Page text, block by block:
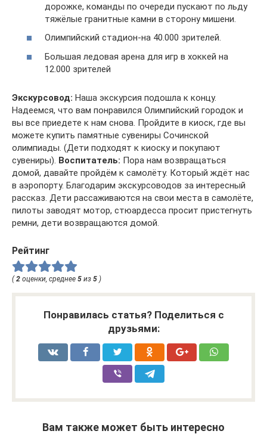
дорожке, команды по очереди пускают по льду
тяжёлые гранитные камни в сторону мишени.
Олимпийский стадион-на 40.000 зрителей.
Большая ледовая арена для игр в хоккей на
12.000 зрителей
Экскурсовод: Наша экскурсия подошла к концу.
Надеемся, что вам понравился Олимпийский городок и
вы все приедете к нам снова. Пройдите в киоск, где вы
можете купить памятные сувениры Сочинской
олимпиады. (Дети подходят к киоску и покупают
сувениры). Воспитатель: Пора нам возвращаться
домой, давайте пройдём к самолёту. Который ждёт нас
в аэропорту. Благодарим экскурсоводов за интересный
рассказ. Дети рассаживаются на свои места в самолёте,
пилоты заводят мотор, стюардесса просит пристегнуть
ремни, дети возвращаются домой.
Рейтинг
(2 оценки, среднее 5 из 5 )
Понравилась статья? Поделиться с
друзьями:
Вам также может быть интересно